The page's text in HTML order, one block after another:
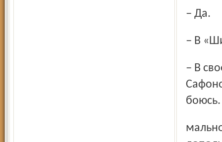
– Да.
– В
– В своей карьере я никогда не был вторым. Евгений
мально, когда такая конкуренция. Она дает